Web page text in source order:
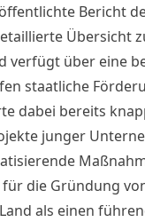
Bericht
Übersicht
verfügt über eine
staatliche
dabei bereits
junger
für die Gründung
als einen